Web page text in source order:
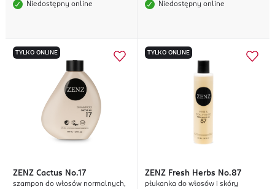
Niedostępny online Niedostępny online
TYLKO ONLINE
ZENZ Cactus No.17
szampon do włosów normalnych,
TYLKO ONLINE
ZENZ Fresh Herbs No.87
płukanka do włosów i skóry